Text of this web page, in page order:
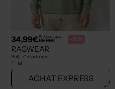
34,99€Prix boutique :
69,99€ -50%
RAGWEAR
Pull - Col polo vert
T : M
ACHAT EXPRESS